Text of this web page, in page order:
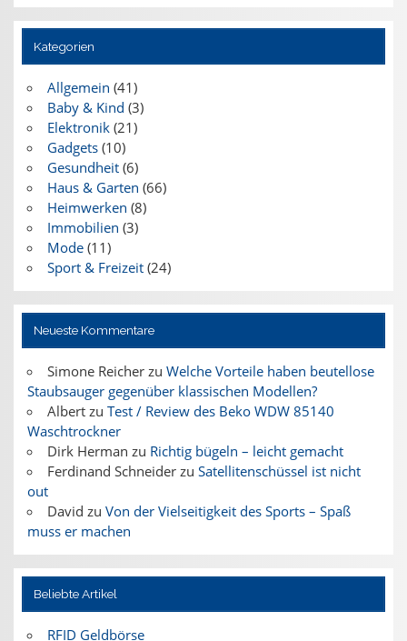
Kategorien
Allgemein (41)
Baby & Kind (3)
Elektronik(21)
Gadgets(10)
Gesundheit(6)
Haus & Garten (66)
Heimwerken (8)
Immobilien (3)
Mode(11)
Sport & Freizeit(24)
Neueste Kommentare
Simone Reicherzu Welche Vorteile haben beutellose
Staubsauger gegenüber klassischen Modellen?
Albertzu Test / Review des Beko WDW 85140
Waschtrockner
Dirk Herman zu Richtig bügeln – leicht gemacht
Ferdinand Schneiderzu Satellitenschüssel ist nicht
out
David zu Von der Vielseitigkeit des Sports – Spaß
muss er machen
Beliebte Artikel
RFID Geldbörse